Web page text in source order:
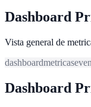
Dashboard
Vista general de
dashboardmetricas
Dashboard